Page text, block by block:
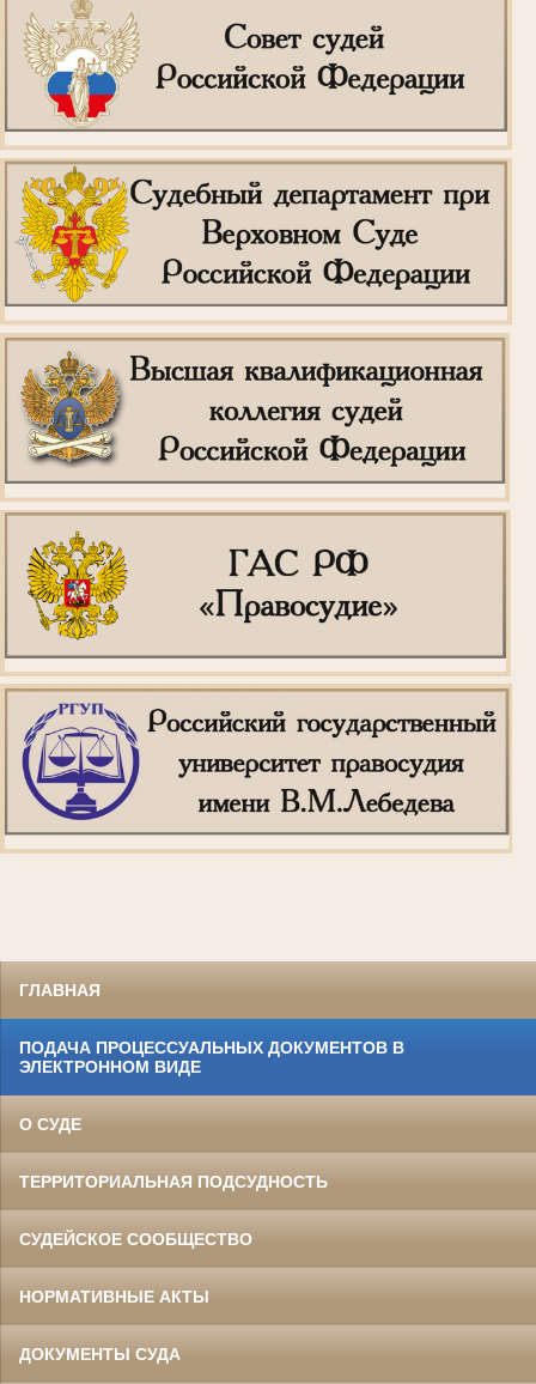
ГЛАВНАЯ
ПОДАЧА ПРОЦЕССУАЛЬНЫХ ДОКУМЕНТОВ В
ЭЛЕКТРОННОМ ВИДЕ
О СУДЕ
ТЕРРИТОРИАЛЬНАЯ ПОДСУДНОСТЬ
СУДЕЙСКОЕ СООБЩЕСТВО
НОРМАТИВНЫЕ АКТЫ
ДОКУМЕНТЫ СУДА